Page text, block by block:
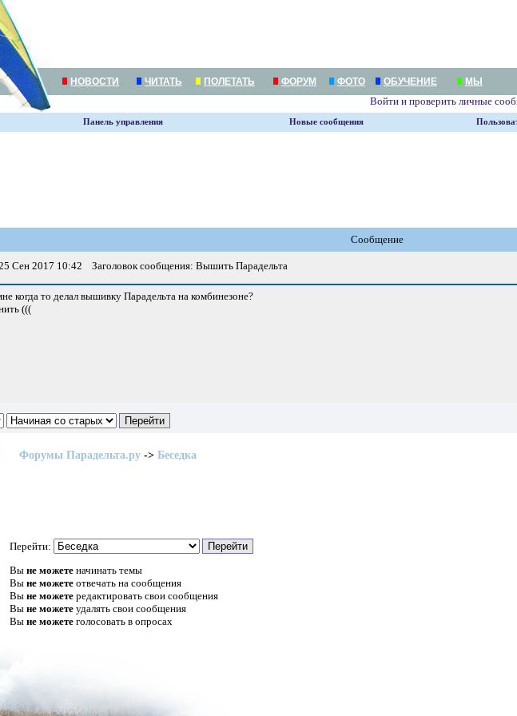
НОВОСТИ ЧИТАТЬ ПОЛЕТАТЬ ФОРУМ ФОТО ОБУЧЕНИЕ МЫ
Войти и проверить личные
Панель управления Новые сообщения
Сообщение
Сен 2017 10:42 Заголовок сообщения: Вышить Парадельта
когда то делал вышивку Парадельта на комбинезоне?
(((
Форумы Парадельта.ру -> Беседка
Перейти:
Вы не можете начинать темы
Вы не можете отвечать на сообщения
Вы не можете редактировать свои сообщения
Вы не можете удалять свои сообщения
Вы не можете голосовать в опросах